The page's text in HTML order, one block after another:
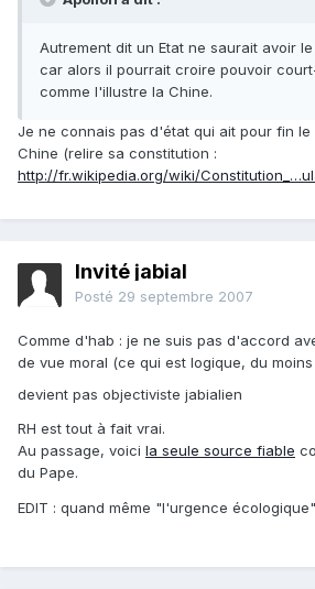
Autrement dit un Etat ne saurait avoir
car alors il pourrait croire pouvoir
comme l'illustre la Chine.
Je ne connais pas d'état qui ait pour fin le
Chine (relire sa constitution :
http://fr.wikipedia.org/wiki/
Invité jabial
Posté 29 septembre 2007
Comme d'hab : je ne suis pas d'accord
de vue moral (ce qui est logique, du
devient pas objectiviste jabialien
RH est tout à fait vrai.
Au passage, voici la seule source fiable
du Pape.
EDIT : quand même "l'urgence écologique"